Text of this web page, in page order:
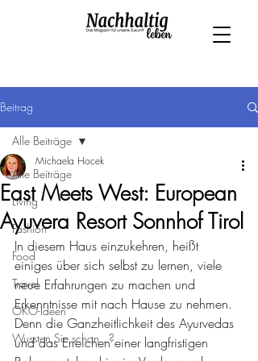
Beitrag
Alle Beiträge
Living
Fashion
Food
Travel
ÖKO-Ideen
Wussten Sie schon...?
Alle Beiträge
East Meets West: European
Ayuvera Resort Sonnhof Tirol
Michaela Hocek
In diesem Haus einzukehren, heißt
einiges über sich selbst zu lernen, viele
neue Erfahrungen zu machen und
Erkenntnisse mit nach Hause zu nehmen.
Denn die Ganzheitlichkeit des Ayurvedas
und das Erreichen einer langfristigen